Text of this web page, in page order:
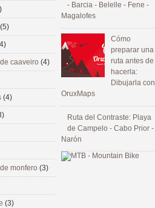
- Barcia - Belelle - Fene -
Magalofes
Cómo
preparar una
ruta antes de
hacerla:
Dibujarla con
OruxMaps
Ruta del Contraste: Playa
de Campelo - Cabo Prior -
Narón
(5)
caaveiro (4)
(4)
monfero (3)
(3)